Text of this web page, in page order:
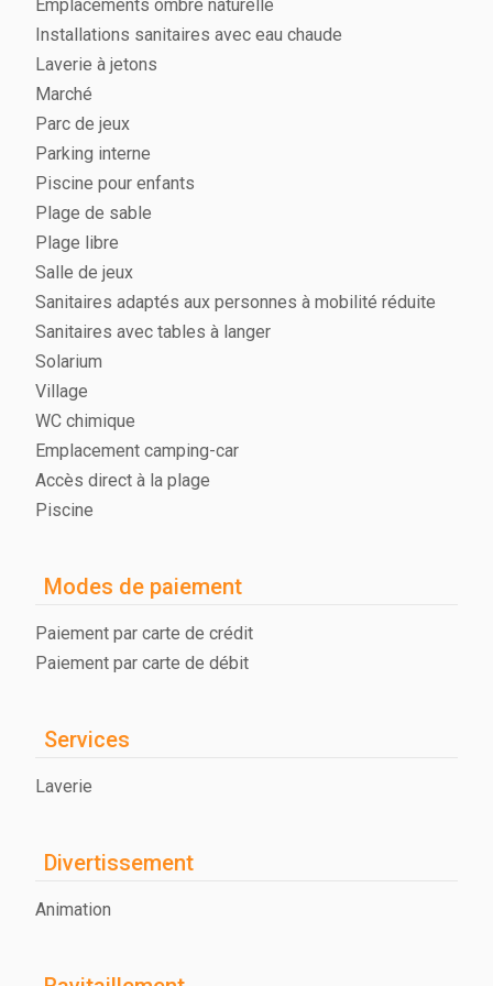
Emplacements ombre naturelle
Installations sanitaires avec eau chaude
Laverie à jetons
Marché
Parc de jeux
Parking interne
Piscine pour enfants
Plage de sable
Plage libre
Salle de jeux
Sanitaires adaptés aux personnes à mobilité réduite
Sanitaires avec tables à langer
Solarium
Village
WC chimique
Emplacement camping-car
Accès direct à la plage
Piscine
Modes de paiement
Paiement par carte de crédit
Paiement par carte de débit
Services
Laverie
Divertissement
Animation